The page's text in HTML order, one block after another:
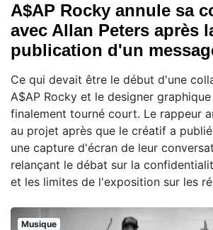
A$AP Rocky annule sa
avec Allan Peters après
publication d'un
Ce qui devait être le début d'une
A$AP Rocky et le designer
finalement tourné court. Le rappeur
au projet après que le créatif a
une capture d'écran de leur
relançant le débat sur la
et les limites de l'exposition sur les
Musique